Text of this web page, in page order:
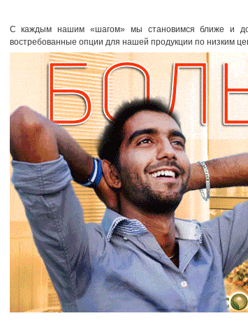
С каждым нашим «шагом» мы становимся ближе и
востребованные опции для нашей продукции по низким